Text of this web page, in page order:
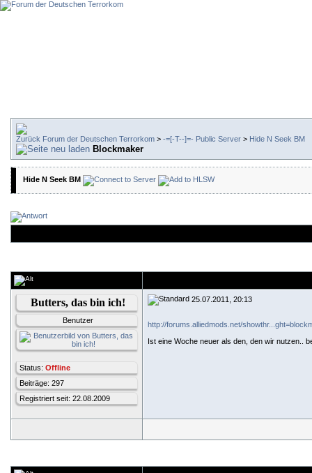
Forum der Deutschen Terrorkom > -=[-T--]=- Public Server > Hide N Seek BM
Blockmaker
Hide N Seek BM
Butters, das bin ich!
Benutzer
Status: Offline
Beiträge: 297
Registriert seit: 22.08.2009
25.07.2011, 20:13
http://forums.alliedmods.net/
Ist eine Woche neuer als den, den wir nutzen..